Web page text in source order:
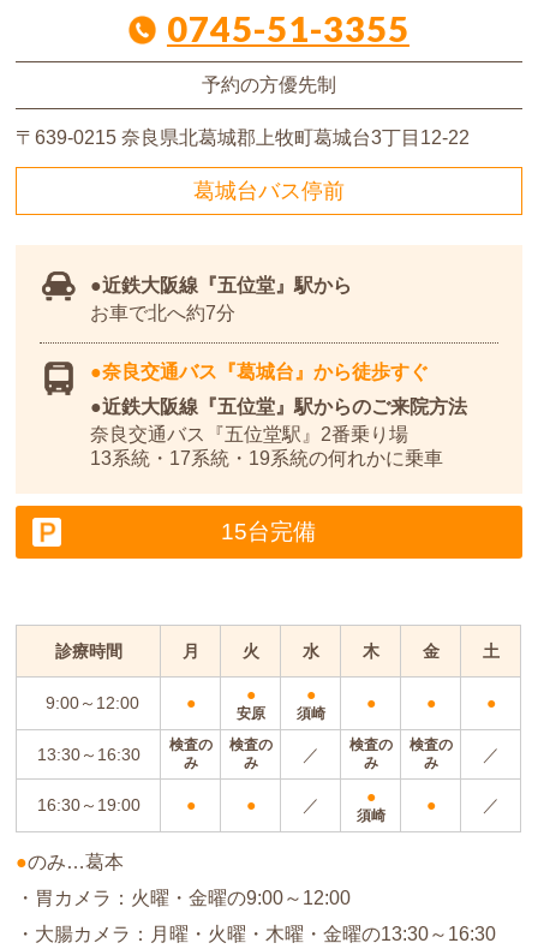
0745-51-3355
予約の方優先制
〒639-0215奈良県北葛城郡上牧町葛城台3丁目12-22
葛城台バス停前
近鉄大阪線 『五位堂』駅から
お車で北へ約7分
奈良交通バス『葛城台』から徒歩すぐ
近鉄大阪線『五位堂』駅からのご来院方法
奈良交通バス『五位堂駅』2番乗り場
13系統・17系統・19系統の何れかに乗車
15台完備
診療時間 月 火 水 木 金 土
9:00～12:00 ● ●
安原
●
須崎
● ● ●
13:30～16:30
検査の
み
検査の
み
／
検査の
み
検査の
み
／
16:30～19:00 ● ● ／ ●
須崎
● ／
●のみ…葛本
・胃カメラ：火曜・金曜の9:00～12:00
・大腸カメラ：月曜・火曜・木曜・金曜の13:30～16:30